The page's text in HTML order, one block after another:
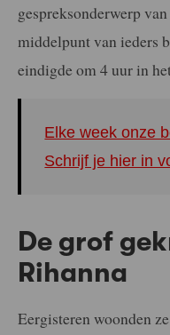
gespreksonderwerp
middelpunt van ieders
eindigde om 4 uur in
Elke week onze
Schrijf je hier in
De grof
Rihanna
Eergisteren woonden